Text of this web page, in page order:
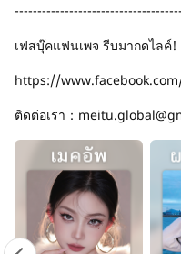
เฟสบุ๊คแฟนเพจ รีบมากดไลค์!
https://
ติดต่อเรา：